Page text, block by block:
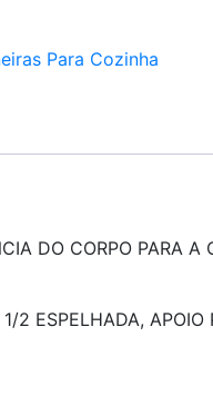
Para Cozinha
DO CORPO PARA A
2 ESPELHADA,